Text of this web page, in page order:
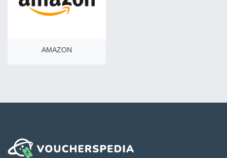
AMAZON